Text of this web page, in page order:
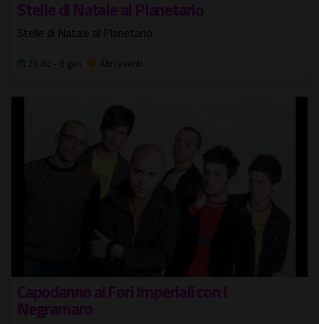
Stelle di Natale al Planetario
Stelle di Natale al Planetario
26 dic - 8 gen Altri eventi
Capodanno ai Fori Imperiali con i
Negramaro